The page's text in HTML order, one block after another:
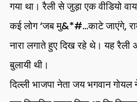
गया था। रैली से जुड़ा एक वीडियो
कई लोग ‘जब मु&*#…काटे जाएंगे,
नारा लगाते हुए दिख रहे थे। यह रैली
बुलायी थी।
दिल्ली भाजपा नेता जय भगवान